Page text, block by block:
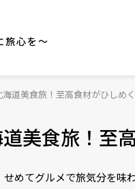
旅心を～
海道美食旅！至高食材がひしめ
美食旅！
めてグルメで旅気分を